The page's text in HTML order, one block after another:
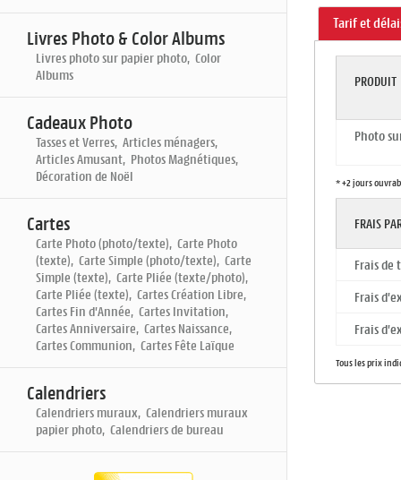
Livres Photo & Color Albums
Livres photo sur papier photo, Color
Albums
Cadeaux Photo
Tasses et Verres, Articles ménagers,
Articles Amusant, Photos Magnétiques,
Décoration de Noël
Cartes
Carte Photo (photo/texte), Carte Photo
(texte), Carte Simple (photo/texte), Carte
Simple (texte), Carte Pliée (texte/photo),
Carte Pliée (texte), Cartes Création Libre,
Cartes Fin d'Année, Cartes Invitation,
Cartes Anniversaire, Cartes Naissance,
Cartes Communion, Cartes Fête Laïque
Calendriers
Calendriers muraux, Calendriers muraux
papier photo, Calendriers de bureau
Tarif et
PRODUIT
Photo
* +2 jours
FRAIS
Frais
Frais
Frais
Tous les prix